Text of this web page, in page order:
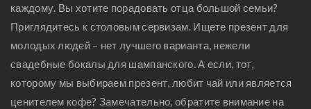
каждому. Вы хотите порадовать отца большой семьи?
Приглядитесь к столовым сервизам. Ищете презент для
молодых людей – нет лучшего варианта, нежели
свадебные бокалы для шампанского. А если, тот,
которому мы выбираем презент, любит чай или является
ценителем кофе? Замечательно, обратите внимание на